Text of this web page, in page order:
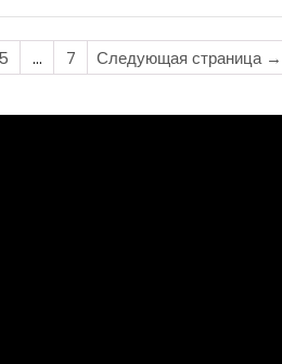
5 … 7 Следующая страница →